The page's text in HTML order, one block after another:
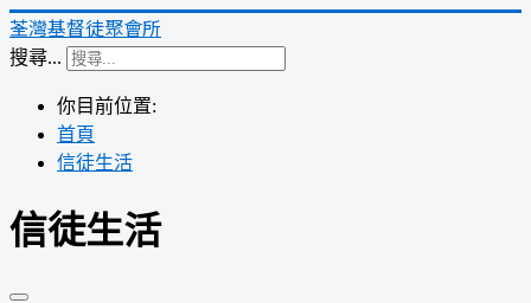
荃灣基督徒聚會所
搜尋...
你目前位置:
首頁
信徒生活
信徒生活